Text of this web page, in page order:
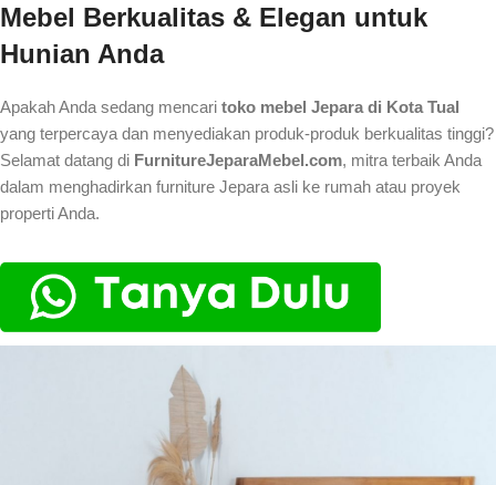
Mebel Berkualitas & Elegan untuk
Hunian Anda
Apakah Anda sedang mencari toko mebel Jepara di Kota Tual
yang terpercaya dan menyediakan produk-produk berkualitas tinggi?
Selamat datang di FurnitureJeparaMebel.com, mitra terbaik Anda
dalam menghadirkan furniture Jepara asli ke rumah atau proyek
properti Anda.